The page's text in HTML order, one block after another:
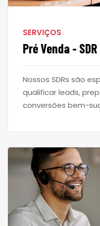
SERVIÇOS
Pré Venda - SDR
Nossos SDRs são
qualificar leads,
conversões bem-